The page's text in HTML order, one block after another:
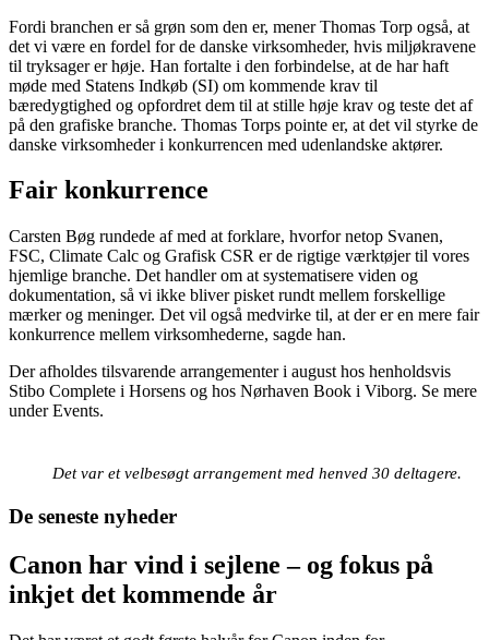
Fordi branchen er så grøn som den er, mener Thomas Torp også, at
det vi være en fordel for de danske virksomheder, hvis miljøkravene
til tryksager er høje. Han fortalte i den forbindelse, at de har haft
møde med Statens Indkøb (SI) om kommende krav til
bæredygtighed og opfordret dem til at stille høje krav og teste det af
på den grafiske branche. Thomas Torps pointe er, at det vil styrke de
danske virksomheder i konkurrencen med udenlandske aktører.
Fair konkurrence
Carsten Bøg rundede af med at forklare, hvorfor netop Svanen,
FSC, Climate Calc og Grafisk CSR er de rigtige værktøjer til vores
hjemlige branche. Det handler om at systematisere viden og
dokumentation, så vi ikke bliver pisket rundt mellem forskellige
mærker og meninger. Det vil også medvirke til, at der er en mere fair
konkurrence mellem virksomhederne, sagde han.
Der afholdes tilsvarende arrangementer i august hos henholdsvis
Stibo Complete i Horsens og hos Nørhaven Book i Viborg. Se mere
under Events.
Det var et velbesøgt arrangement med henved 30 deltagere.
De seneste nyheder
Canon har vind i sejlene – og fokus på
inkjet det kommende år